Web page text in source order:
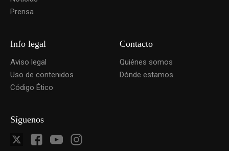
Prensa
Info legal
Aviso legal
Uso de contenidos
Código Ético
Contacto
Quiénes somos
Dónde estamos
Síguenos